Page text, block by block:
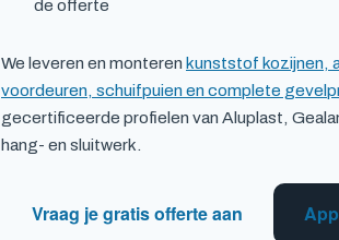
de offerte
We leveren en monteren kunststof kozijnen,
voordeuren, schuifpuien en complete
gecertificeerde profielen van Aluplast,
hang- en sluitwerk.
Vraag je gratis offerte aan